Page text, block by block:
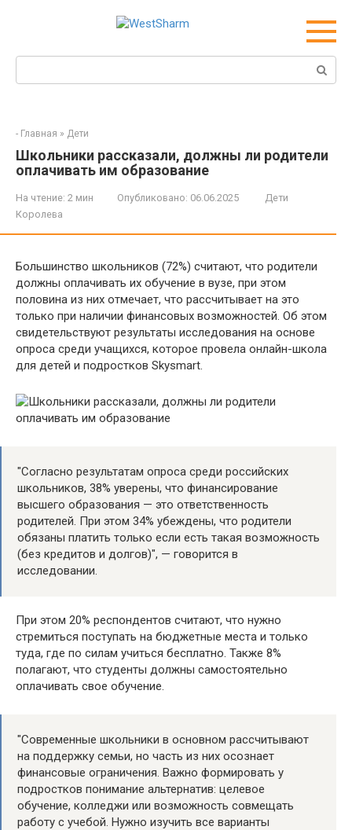
- Главная » Дети
Школьники рассказали, должны ли родители
оплачивать им образование
На чтение: 2 мин Опубликовано: 06.06.2025
Дети
Королева
Большинство школьников (72%) считают, что родители
должны оплачивать их обучение в вузе, при этом
половина из них отмечает, что рассчитывает на это
только при наличии финансовых возможностей. Об этом
свидетельствуют результаты исследования на основе
опроса среди учащихся, которое провела онлайн-школа
для детей и подростков Skysmart.
"Согласно результатам опроса среди российских
школьников, 38% уверены, что финансирование
высшего образования — это ответственность
родителей. При этом 34% убеждены, что родители
обязаны платить только если есть такая возможность
(без кредитов и долгов)", — говорится в
исследовании.
При этом 20% респондентов считают, что нужно
стремиться поступать на бюджетные места и только
туда, где по силам учиться бесплатно. Также 8%
полагают, что студенты должны самостоятельно
оплачивать свое обучение.
"Современные школьники в основном рассчитывают
на поддержку семьи, но часть из них осознает
финансовые ограничения. Важно формировать у
подростков понимание альтернатив: целевое
обучение, колледжи или возможность совмещать
работу с учебой. Нужно изучить все варианты